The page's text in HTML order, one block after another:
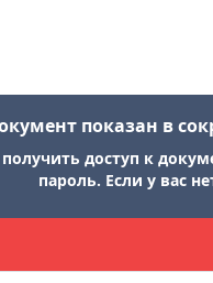
показан в
доступ к
пароль. Если у вас